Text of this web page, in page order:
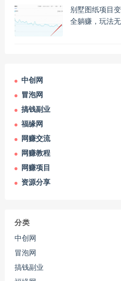
别墅图纸项目
全躺赚，玩法
中创网
冒泡网
搞钱副业
福缘网
网赚交流
网赚教程
网赚项目
资源分享
分类
中创网
冒泡网
搞钱副业